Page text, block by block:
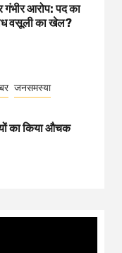
गंभीर आरोप: पद का
वसूली का खेल?
जनसमस्या
का किया औचक